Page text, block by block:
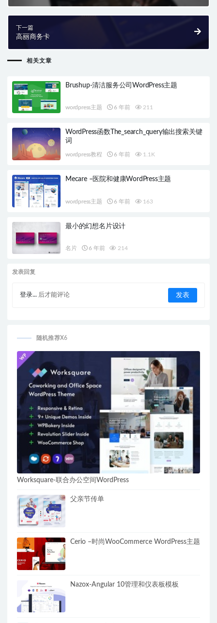
下一篇
高丽商务卡
相关文章
Brushup-清洁服务公司WordPress主题
wordpress主题 6 年前 211
WordPress函数The_search_query输出搜索关键
词
wordpress教程 6 年前 1.1K
Mecare –医院和健康WordPress主题
wordpress主题 6 年前 163
最小的幻想名片设计
名片 6 年前 214
发表回复
登录... 后才能评论
随机推荐X6
Worksquare-联合办公空间WordPress
父亲节传单
Cerio –时尚WooCommerce WordPress主题
Nazox-Angular 10管理和仪表板模板